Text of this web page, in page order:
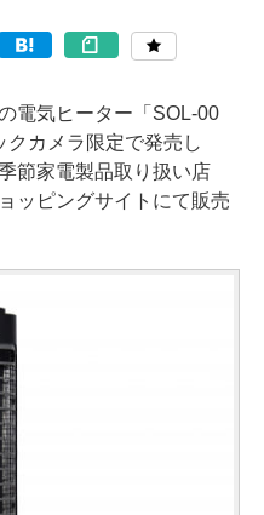
電気ヒーター「SOL-00
カメラ限定で発売し
節家電製品取り扱い店
ッピングサイトにて販売